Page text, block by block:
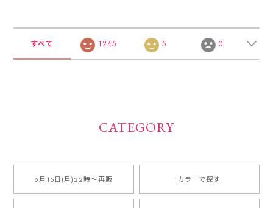
すべて 1245 5 0
CATEGORY
6月15日(月)22時〜再販 カラーで探す